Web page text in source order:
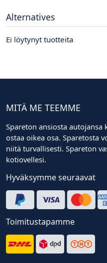
Alternatives
Ei löytynyt tuotteita
MITÄ ME TEEMME
Spareton ansiosta
ostaa oikea osa. Sparetosta
niitä turvallisesti. Spareton
kotiovellesi.
Hyväksymme seuraavat
Toimitustapamme